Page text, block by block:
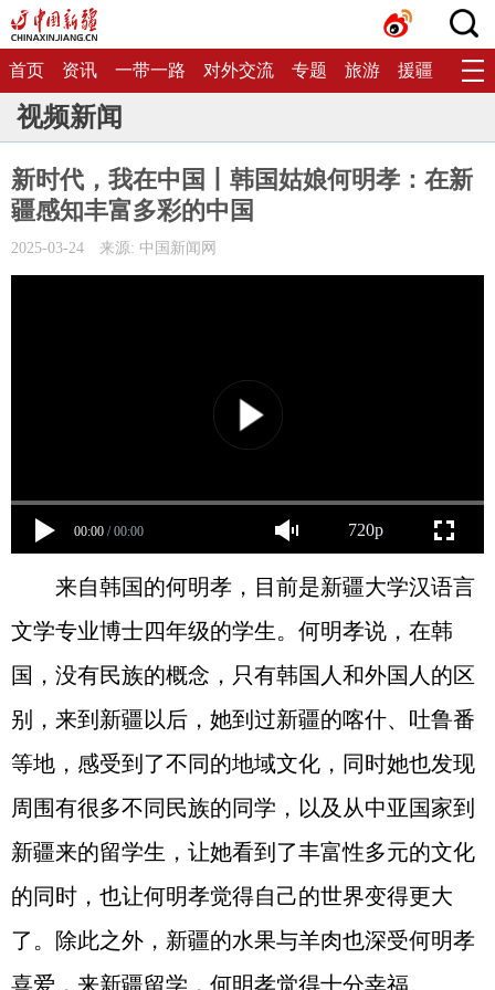
首页 资讯 一带一路 对外交流 专题 旅游 援疆 生态
视频新闻
新时代，我在中国丨韩国姑娘何明孝：在新
疆感知丰富多彩的中国
2025-03-24 来源: 中国新闻网
00:00 / 00:00 720p
来自韩国的何明孝，目前是新疆大学汉语言
文学专业博士四年级的学生。何明孝说，在韩
国，没有民族的概念，只有韩国人和外国人的区
别，来到新疆以后，她到过新疆的喀什、吐鲁番
等地，感受到了不同的地域文化，同时她也发现
周围有很多不同民族的同学，以及从中亚国家到
新疆来的留学生，让她看到了丰富性多元的文化
的同时，也让何明孝觉得自己的世界变得更大
了。除此之外，新疆的水果与羊肉也深受何明孝
喜爱，来新疆留学，何明孝觉得十分幸福。